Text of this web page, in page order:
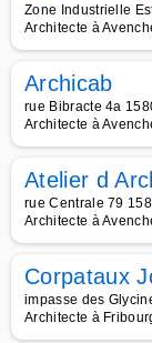
Zone Industrielle
Architecte à
Archicab
rue Bibracte 4a
Architecte à
Atelier d
rue Centrale 79
Architecte à
Corpataux
impasse des
Architecte à